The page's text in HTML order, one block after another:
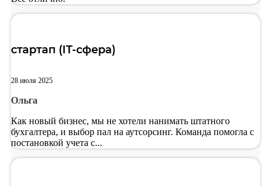
стартап (IT-сфера)
28 июля 2025
Ольга
Как новый бизнес, мы не хотели нанимать штатного
бухгалтера, и выбор пал на аутсорсинг. Команда помогла с
постановкой учета с...